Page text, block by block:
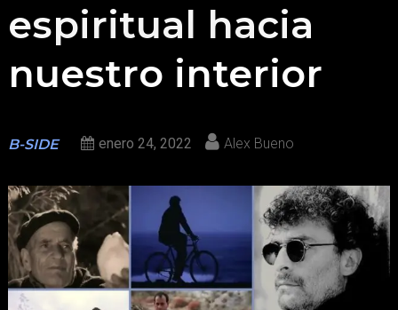
espiritual hacia
nuestro interior
B-SIDE enero 24, 2022 Alex Bueno